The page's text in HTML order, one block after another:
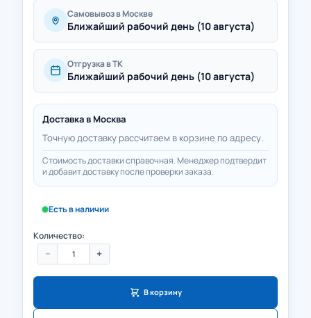
Самовывоз в Москве
Ближайший рабочий день (10 августа)
Отгрузка в ТК
Ближайший рабочий день (10 августа)
Доставка в Москва
Точную доставку рассчитаем в корзине по адресу.
Стоимость доставки справочная. Менеджер подтвердит
и добавит доставку после проверки заказа.
Есть в наличии
Количество:
− +
В корзину